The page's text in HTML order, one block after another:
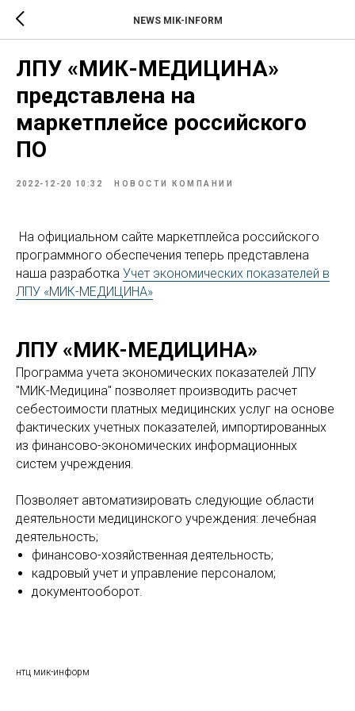
NEWS MIK-INFORM
ЛПУ «МИК-МЕДИЦИНА»
представлена на
маркетплейсе российского
ПО
2022-12-20 10:32 НОВОСТИ КОМПАНИИ
На официальном сайте маркетплейса российского
программного обеспечения теперь представлена
наша разработка Учет экономических показателей в
ЛПУ «МИК-МЕДИЦИНА»
ЛПУ «МИК-МЕДИЦИНА»
Программа учета экономических показателей ЛПУ
"МИК-Медицина" позволяет производить расчет
себестоимости платных медицинских услуг на основе
фактических учетных показателей, импортированных
из финансово-экономических информационных
систем учреждения.
Позволяет автоматизировать следующие области
деятельности медицинского учреждения: лечебная
деятельность;
финансово-хозяйственная деятельность;
кадровый учет и управление персоналом;
документооборот.
нтц мик-информ